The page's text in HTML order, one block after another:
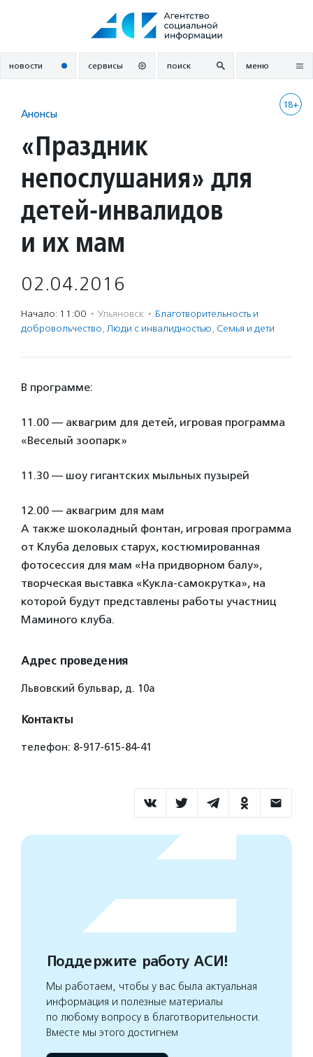
новости сервисы поиск меню
18+
Анонсы
«Праздник
непослушания» для
детей-инвалидов
и их мам
02.04.2016
Начало: 11:00 · Ульяновск · Благотвори­тель­ность и
доброволь­чест­во, Люди с инвалидностью, Семья и дети
В программе:
11.00 — аквагрим для детей, игровая программа
«Веселый зоопарк»
11.30 — шоу гигантских мыльных пузырей
12.00 — аквагрим для мам
А также шоколадный фонтан, игровая программа
от Клуба деловых старух, костюмированная
фотосессия для мам «На придворном балу»,
творческая выставка «Кукла-самокрутка», на
которой будут представлены работы участниц
Маминого клуба.
Адрес проведения
Львовский бульвар, д. 10а
Контакты
телефон: 8-917-615-84-41
Поддержите работу АСИ!
Мы работаем, чтобы у вас была актуальная
информация и полезные материалы
по любому вопросу в благотворительности.
Вместе мы этого достигнем